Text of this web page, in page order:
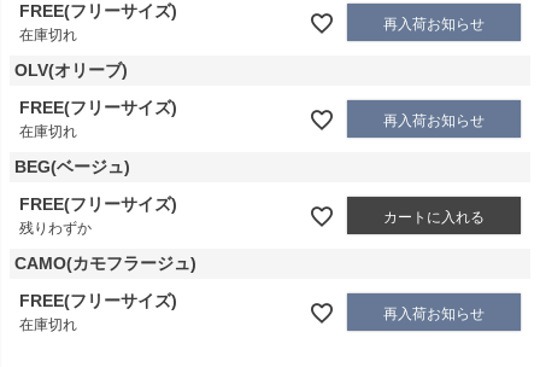
FREE(フリーサイズ)
在庫切れ
再入荷お知らせ
OLV(オリーブ)
FREE(フリーサイズ)
在庫切れ
再入荷お知らせ
BEG(ベージュ)
FREE(フリーサイズ)
残りわずか
カートに入れる
CAMO(カモフラージュ)
FREE(フリーサイズ)
在庫切れ
再入荷お知らせ